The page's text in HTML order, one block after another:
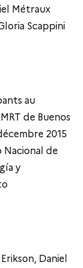
Métraux
Scappini
au
de Buenos
2015
de
y
Daniel